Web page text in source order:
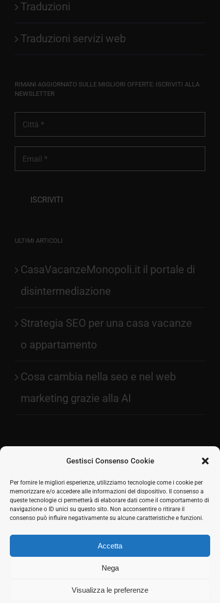
Gestisci Consenso Cookie
Per fornire le migliori esperienze, utilizziamo tecnologie come i cookie per
memorizzare e/o accedere alle informazioni del dispositivo. Il consenso a
queste tecnologie ci permetterà di elaborare dati come il comportamento di
navigazione o ID unici su questo sito. Non acconsentire o ritirare il
consenso può influire negativamente su alcune caratteristiche e funzioni.
Accetta
Nega
Visualizza le preferenze
Traduzioni
Traduzioni servizi web
RIMANI AGGIORNATO SULLE MIGLIORI OFFERTE: ISCRIVITI ALLA
NEWSLETTER
ULTIMI ARTICOLI
CasaVacanzeMonopoli.it il portale di
disintermediazione
Strategia SEO per una casa vacanze
o appartamento
Cosa cambia nella seo e nel web
marketing grazie alla AI
2026 © SH Web s.r.l. Via Tre Settembre, 11 47891
Dogana (RSM) | Tel:
0549 941579 339 125 8380
COE SM21512
Seguici sui social
Facebook
Twitter
LinkedIn
Skype